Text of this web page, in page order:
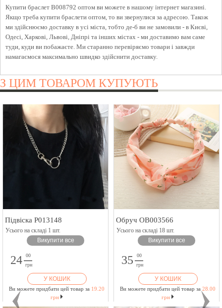
Купити браслет B008792 оптом ви можете в нашому інтернет магазині.
Якщо треба купити браслети оптом, то ви звернулися за адресою. Також
ми здійснюємо доставку в усі міста, тобто де-б ви не замовили - в Києві,
Одесі, Харкові, Львові, Дніпрі та інших містах - ми доставимо вам саме
туди, куди ви побажаєте. Ми старанно перевіряємо товари і завжди
намагаємося максимально швидко здійснити доставку.
З ЦИМ ТОВАРОМ КУПУЮТЬ
Підвіска P013148
Усього на складі 1 шт.
Викупити все
24
00
грн
У КОШИК
Ви можете придбати цей товар за 19.20
грн
Обруч OB003566
Усього на складі 18 шт.
Викупити все
35
00
грн
У КОШИК
Ви можете придбати цей товар за 28.00
грн